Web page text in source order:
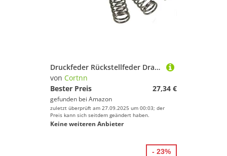
Druckfeder Rückstellfeder Drahtdurchmesser 1,2 mm Außendurchmesser 12 mm Länge (10–100 mm)(30mm (10Pcs))
von Cortnn
Bester Preis
27,34 €
gefunden bei Amazon
zuletzt überprüft am 27.09.2025 um 00:03; der
Preis kann sich seitdem geändert haben.
Keine weiteren Anbieter
- 23%